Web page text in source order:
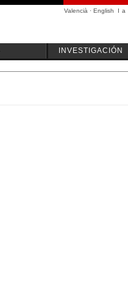
Valencià · English I a
INVESTIGACIÓN